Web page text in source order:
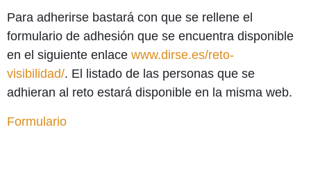
Para adherirse bastará con que se rellene el
formulario de adhesión que se encuentra disponible
en el siguiente enlace www.dirse.es/reto-
visibilidad/. El listado de las personas que se
adhieran al reto estará disponible en la misma web.
Formulario